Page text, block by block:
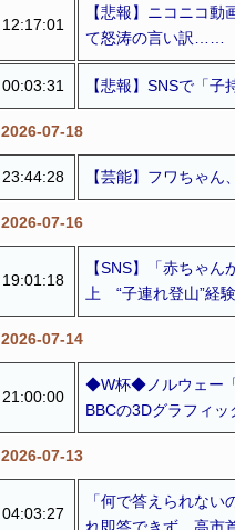
12:17:01
【悲報】ニコニコ
て怒涛の言い訳……
00:03:31 【悲報】SNSで「
2026-07-18
23:44:28 【芸能】フワちゃ
2026-07-16
19:01:18
【SNS】「赤ちゃ
上 “子連れ登山”経
2026-07-14
21:00:00
◆W杯◆ノルウェー
BBCの3Dグラフィッ
2026-07-13
04:03:27
「何で答えられな
れ即答できず…高市